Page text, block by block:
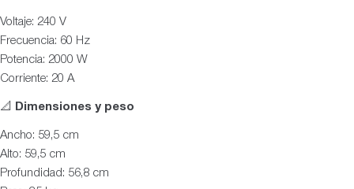
Voltaje: 240 V
Frecuencia: 60 Hz
Potencia: 2000 W
Corriente: 20 A
📐 Dimensiones y peso
Ancho: 59,5 cm
Alto: 59,5 cm
Profundidad: 56,8 cm